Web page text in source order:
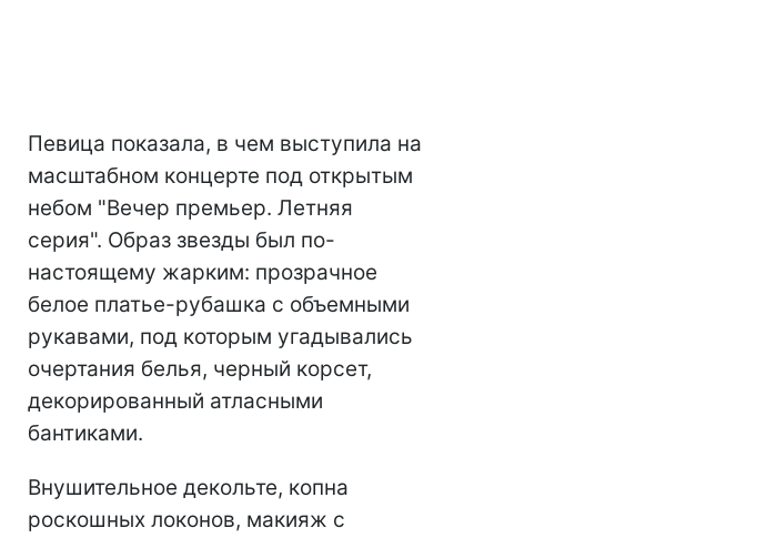
Певица показала, в чем выступила на
масштабном концерте под открытым
небом "Вечер премьер. Летняя
серия". Образ звезды был по-
настоящему жарким: прозрачное
белое платье-рубашка с объемными
рукавами, под которым угадывались
очертания белья, черный корсет,
декорированный атласными
бантиками.
Внушительное декольте, копна
роскошных локонов, макияж с